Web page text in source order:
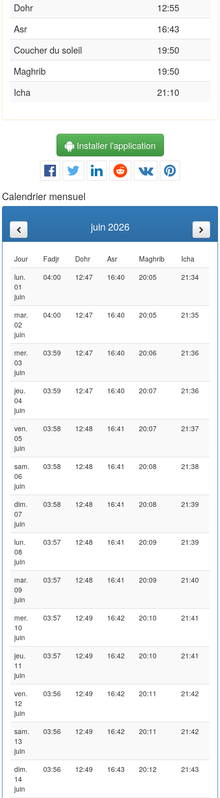
Dohr
12:55
Asr
16:43
Coucher du soleil
19:50
Maghrib
19:50
Icha
21:10
Installer l'application
Calendrier mensuel
juin 2026
Jour Fadjr Dohr Asr Maghrib
Icha
lun.
01
juin
04:00 12:47 16:40 20:05 21:34
mar.
02
juin
04:00 12:47 16:40 20:05 21:35
mer.
03
juin
03:59 12:47 16:40 20:06 21:36
jeu.
04
juin
03:59 12:47 16:40 20:07 21:36
ven.
05
juin
03:58 12:48 16:41 20:07 21:37
sam.
06
juin
03:58 12:48 16:41 20:08 21:38
dim.
07
juin
03:58 12:48 16:41 20:08 21:39
lun.
08
juin
03:57 12:48 16:41 20:09 21:39
mar.
09
juin
03:57 12:48 16:41 20:09 21:40
mer.
10
juin
03:57 12:49 16:42 20:10 21:41
jeu.
11
juin
03:57 12:49 16:42 20:10 21:41
ven.
12
juin
03:56 12:49 16:42 20:11 21:42
sam.
13
juin
03:56 12:49 16:42 20:11 21:42
dim.
14
juin
03:56 12:49 16:43 20:12 21:43